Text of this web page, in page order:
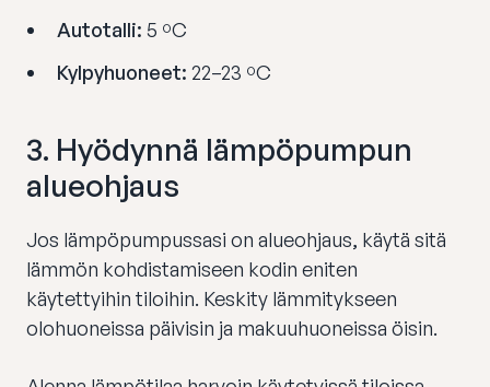
Autotalli: 5 ºC
Kylpyhuoneet: 22–23 ºC
3. Hyödynnä lämpöpumpun
alueohjaus
Jos lämpöpumpussasi on alueohjaus, käytä sitä
lämmön kohdistamiseen kodin eniten
käytettyihin tiloihin. Keskity lämmitykseen
olohuoneissa päivisin ja makuuhuoneissa öisin.